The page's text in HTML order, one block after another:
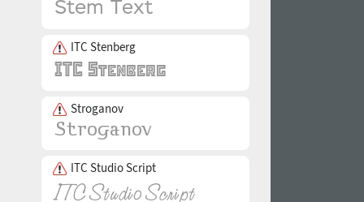
ITC Stenberg
Stroganov
ITC Studio Script